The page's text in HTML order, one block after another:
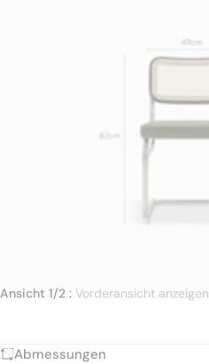
Abmessungen
Ansicht 1/2 : Vorderansicht anzeigen